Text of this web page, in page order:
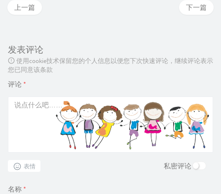
下一篇
上一篇
发表评论
使用cookie技术保留您的个人信息以便您下次快速评论，继续评论表示
您已同意该条款
评论 *
表情 私密评论
名称 *